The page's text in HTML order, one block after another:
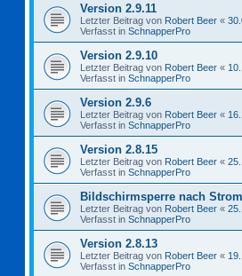
Version 2.9.11
Letzter Beitrag von Robert Beer «
Verfasst in SchnapperPro
Version 2.9.10
Letzter Beitrag von Robert Beer «
Verfasst in SchnapperPro
Version 2.9.6
Letzter Beitrag von Robert Beer «
Verfasst in SchnapperPro
Version 2.8.15
Letzter Beitrag von Robert Beer «
Verfasst in SchnapperPro
Bildschirmsperre nach
Letzter Beitrag von Robert Beer «
Verfasst in SchnapperPro
Version 2.8.13
Letzter Beitrag von Robert Beer «
Verfasst in SchnapperPro